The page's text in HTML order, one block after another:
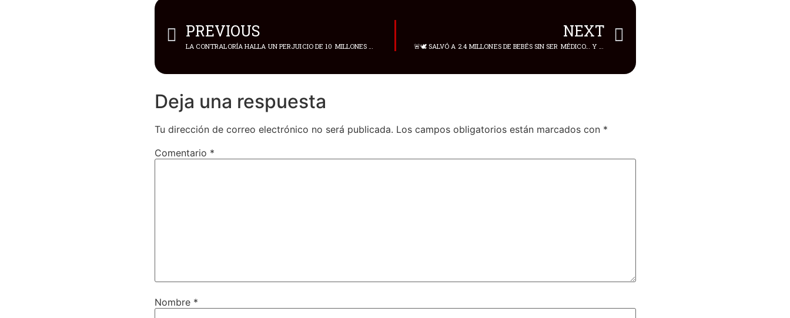
PREVIOUS NEXT
Deja una respuesta
Tu dirección de correo electrónico no será publicada. Los campos obligatorios están marcados con *
Comentario *
Nombre *